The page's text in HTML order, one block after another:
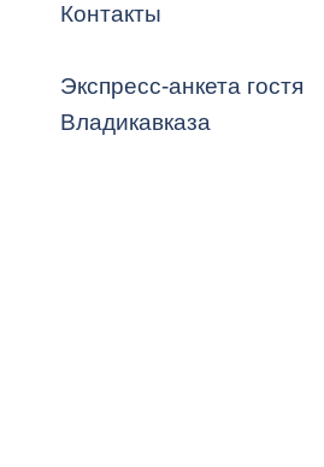
Контакты
Экспресс-анкета гостя
Владикавказа